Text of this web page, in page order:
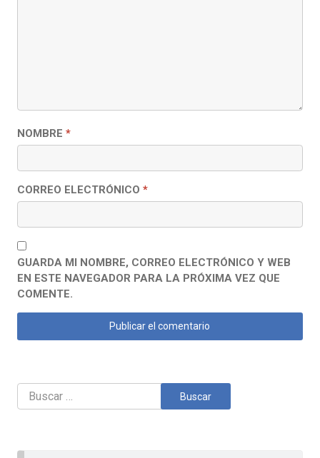
NOMBRE *
CORREO ELECTRÓNICO *
GUARDA MI NOMBRE, CORREO ELECTRÓNICO Y WEB
EN ESTE NAVEGADOR PARA LA PRÓXIMA VEZ QUE
COMENTE.
Buscar: